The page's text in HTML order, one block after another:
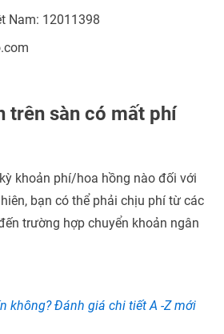
Nam: 12011398
trên sàn có mất phí
khoản phí/hoa hồng nào đối với
bạn có thể phải chịu phí từ các
trường hợp chuyển khoản ngân
không? Đánh giá chi tiết A -Z mới